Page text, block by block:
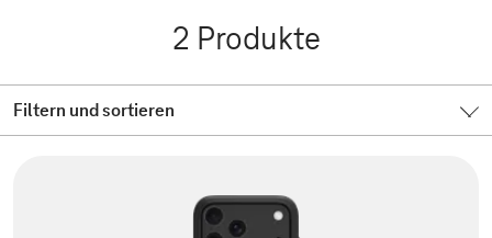
2 Produkte
Filtern und sortieren